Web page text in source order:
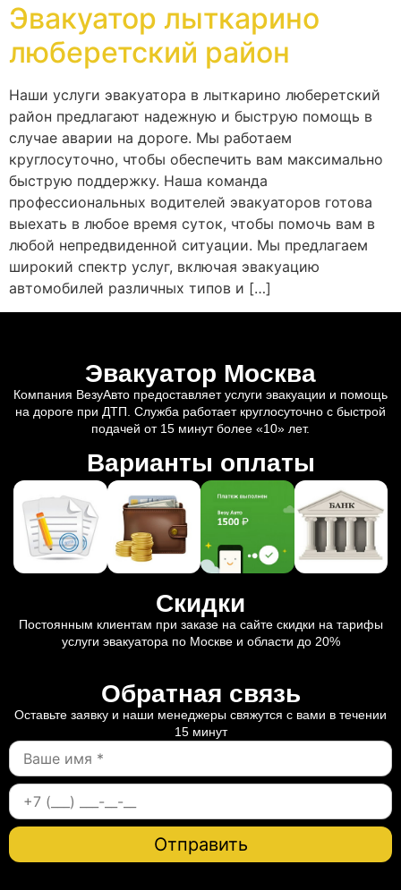
Эвакуатор лыткарино
люберетский район
Наши услуги эвакуатора в лыткарино люберетский
район предлагают надежную и быструю помощь в
случае аварии на дороге. Мы работаем
круглосуточно, чтобы обеспечить вам максимально
быструю поддержку. Наша команда
профессиональных водителей эвакуаторов готова
выехать в любое время суток, чтобы помочь вам в
любой непредвиденной ситуации. Мы предлагаем
широкий спектр услуг, включая эвакуацию
автомобилей различных типов и […]
Эвакуатор Москва
Компания ВезуАвто предоставляет услуги эвакуации и помощь
на дороге при ДТП. Служба работает круглосуточно с быстрой
подачей от 15 минут более «10» лет.
Варианты оплаты
Скидки
Постоянным клиентам при заказе на сайте скидки на тарифы
услуги эвакуатора по Москве и области до 20%
Обратная связь
Оставьте заявку и наши менеджеры свяжутся с вами в течении
15 минут